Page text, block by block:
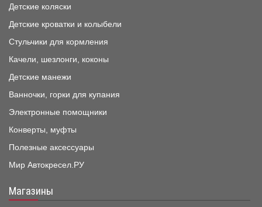
Детские коляски
Детские кроватки и колыбели
Стульчики для кормления
Качели, шезлонги, коконы
Детские манежи
Ванночки, горки для купания
Электронные помощники
Конверты, муфты
Полезные аксессуары
Мир Автокресел.РУ
Магазины